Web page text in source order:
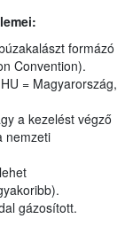
formázó
Convention).
= Magyarország,
a kezelést végző
nemzeti
gázosított.